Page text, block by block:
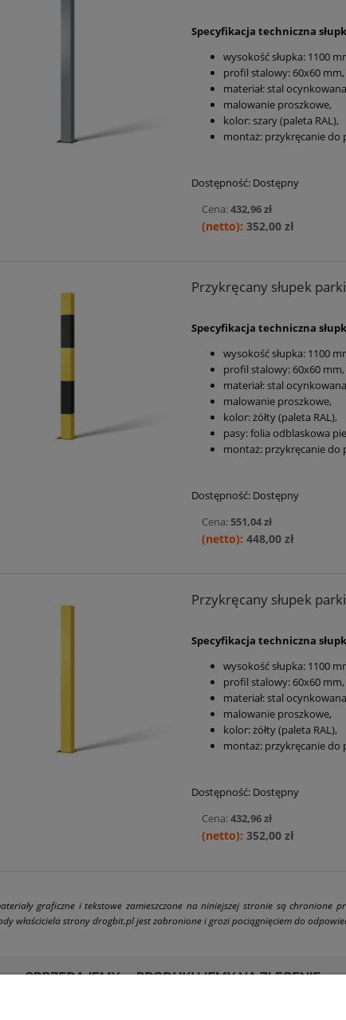
Specyfikacja techniczna
wysokość słupka: 1100
profil stalowy: 60x60 mm,
materiał: stal
malowanie proszkowe,
kolor: szary (paleta RAL),
montaż: przykręcanie do
Dostępność: Dostępny
Cena:432,96 zł
352,00 zł
Przykręcany słupek
Specyfikacja techniczna
wysokość słupka: 1100
profil stalowy: 60x60 mm,
materiał: stal
malowanie proszkowe,
kolor: żółty (paleta RAL),
pasy: folia odblaskowa
montaż: przykręcanie do
Dostępność: Dostępny
Cena:551,04 zł
448,00 zł
Przykręcany słupek
Specyfikacja techniczna
wysokość słupka: 1100
profil stalowy: 60x60 mm,
materiał: stal
malowanie proszkowe,
kolor: żółty (paleta RAL),
montaż: przykręcanie do
Dostępność: Dostępny
Cena:432,96 zł
352,00 zł
graficzne i tekstowe zamieszczone na niniejszej stronie są
właściciela strony drogbit.pl jest zabronione i grozi pociągnięciem do